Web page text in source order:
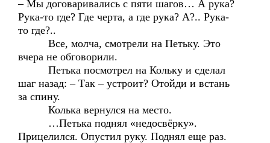
– Мы договаривались с пяти шагов… А рука?
Рука-то где? Где черта, а где рука? А?.. Рука-
то где?..
Все, молча, смотрели на Петьку. Это
вчера не обговорили.
Петька посмотрел на Кольку и сделал
шаг назад: – Так – устроит? Отойди и встань
за спину.
Колька вернулся на место.
…Петька поднял «недосвёрку».
Прицелился. Опустил руку. Поднял еще раз.